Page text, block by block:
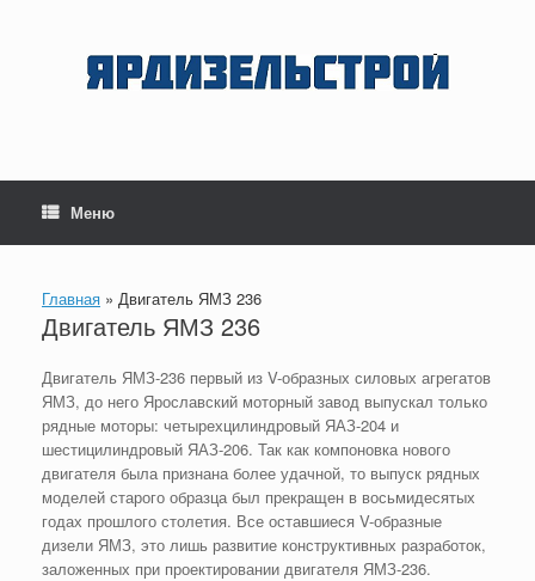
содержанию
Меню
Главная » Двигатель ЯМЗ 236
Двигатель ЯМЗ 236
Двигатель ЯМЗ-236 первый из V-образных силовых агрегатов
ЯМЗ, до него Ярославский моторный завод выпускал только
рядные моторы: четырехцилиндровый ЯАЗ-204 и
шестицилиндровый ЯАЗ-206. Так как компоновка нового
двигателя была признана более удачной, то выпуск рядных
моделей старого образца был прекращен в восьмидесятых
годах прошлого столетия. Все оставшиеся V-образные
дизели ЯМЗ, это лишь развитие конструктивных разработок,
заложенных при проектировании двигателя ЯМЗ-236.